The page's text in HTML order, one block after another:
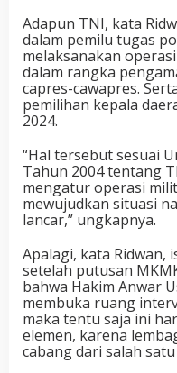
Adapun TNI, kata
dalam pemilu tugas
melaksanakan
dalam rangka
capres-cawapres.
pemilihan kepala
2024.
“Hal tersebut sesuai
Tahun 2004 tentang
mengatur operasi
mewujudkan situasi
lancar,” ungkapnya.
Apalagi, kata Ridwan,
setelah putusan
bahwa Hakim Anwar
membuka ruang
maka tentu saja ini
elemen, karena
cabang dari salah